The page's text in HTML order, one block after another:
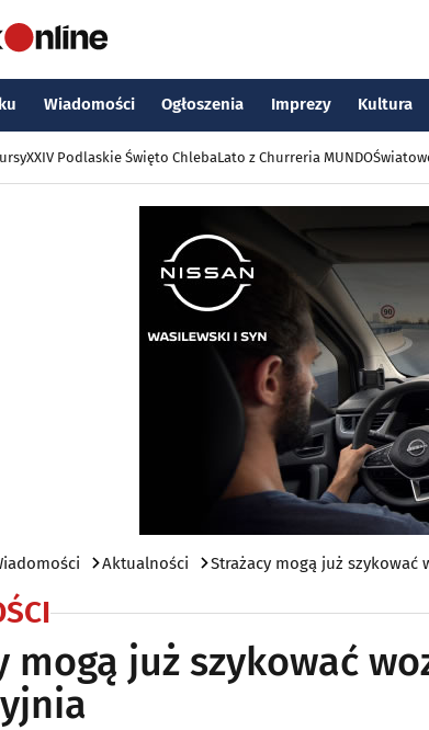
Wiadomości Ogłoszenia Imprezy Kultura
XXIV Podlaskie Święto ChlebaLato z Churreria MUNDO
Aktualności Strażacy mogą już szykować
mogą już szykować